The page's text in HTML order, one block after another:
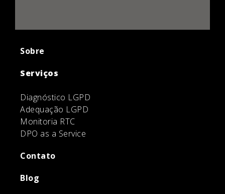
Sobre
Serviços
Diagnóstico LGPD
Adequação LGPD
Monitoria RTC
DPO as a Service
Contato
Blog